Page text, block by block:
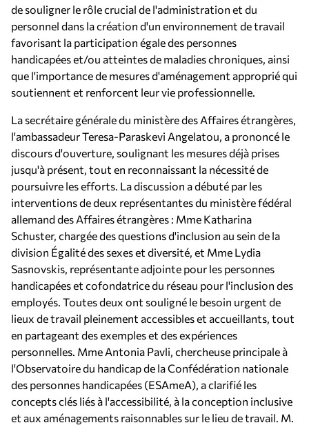
de souligner le rôle crucial de l'administration et du
personnel dans la création d'un environnement de travail
favorisant la participation égale des personnes
handicapées et/ou atteintes de maladies chroniques, ainsi
que l'importance de mesures d'aménagement approprié qui
soutiennent et renforcent leur vie professionnelle.
La secrétaire générale du ministère des Affaires étrangères,
l'ambassadeur Teresa-Paraskevi Angelatou, a prononcé le
discours d'ouverture, soulignant les mesures déjà prises
jusqu'à présent, tout en reconnaissant la nécessité de
poursuivre les efforts. La discussion a débuté par les
interventions de deux représentantes du ministère fédéral
allemand des Affaires étrangères : Mme Katharina
Schuster, chargée des questions d'inclusion au sein de la
division Égalité des sexes et diversité, et Mme Lydia
Sasnovskis, représentante adjointe pour les personnes
handicapées et cofondatrice du réseau pour l'inclusion des
employés. Toutes deux ont souligné le besoin urgent de
lieux de travail pleinement accessibles et accueillants, tout
en partageant des exemples et des expériences
personnelles. Mme Antonia Pavli, chercheuse principale à
l'Observatoire du handicap de la Confédération nationale
des personnes handicapées (ESAmeA), a clarifié les
concepts clés liés à l'accessibilité, à la conception inclusive
et aux aménagements raisonnables sur le lieu de travail. M.